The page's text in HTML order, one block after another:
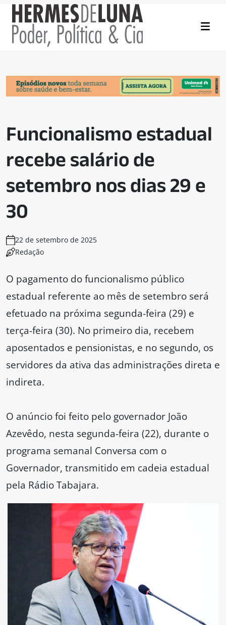
Funcionalismo estadual
recebe salário de
setembro nos dias 29 e
30
22 de setembro de 2025
Redação
O pagamento do funcionalismo público
estadual referente ao mês de setembro será
efetuado na próxima segunda-feira (29) e
terça-feira (30). No primeiro dia, recebem
aposentados e pensionistas, e no segundo, os
servidores da ativa das administrações direta e
indireta.
O anúncio foi feito pelo governador João
Azevêdo, nesta segunda-feira (22), durante o
programa semanal Conversa com o
Governador, transmitido em cadeia estadual
pela Rádio Tabajara.